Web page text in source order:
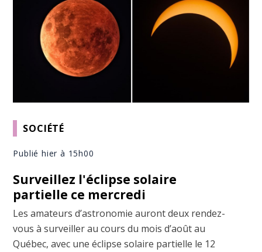
SOCIÉTÉ
Publié hier à 15h00
Surveillez l'éclipse solaire
partielle ce mercredi
Les amateurs d’astronomie auront deux rendez-
vous à surveiller au cours du mois d’août au
Québec, avec une éclipse solaire partielle le 12